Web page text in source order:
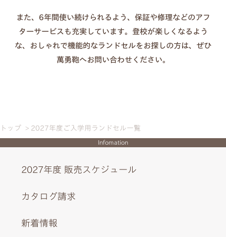
また、6年間使い続けられるよう、保証や修理などのアフ
ターサービスも充実しています。登校が楽しくなるよう
な、おしゃれで機能的なランドセルをお探しの方は、ぜひ
萬勇鞄へお問い合わせください。
トップ 2027年度ご入学用ランドセル一覧
Infomation
2027年度 販売スケジュール
カタログ請求
新着情報